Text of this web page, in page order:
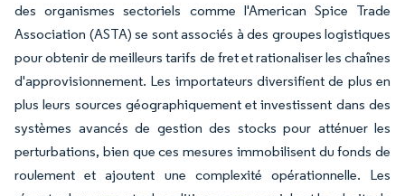
des organismes sectoriels comme l'American Spice Trade
Association (ASTA) se sont associés à des groupes logistiques
pour obtenir de meilleurs tarifs de fret et rationaliser les chaînes
d'approvisionnement. Les importateurs diversifient de plus en
plus leurs sources géographiquement et investissent dans des
systèmes avancés de gestion des stocks pour atténuer les
perturbations, bien que ces mesures immobilisent du fonds de
roulement et ajoutent une complexité opérationnelle. Les